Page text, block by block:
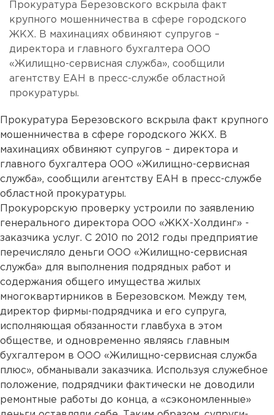
Прокуратура Березовского вскрыла факт
крупного мошенничества в сфере городского
ЖКХ. В махинациях обвиняют супругов –
директора и главного бухгалтера ООО
«Жилищно-сервисная служба», сообщили
агентству ЕАН в пресс-службе областной
прокуратуры.
Прокуратура Березовского вскрыла факт крупного
мошенничества в сфере городского ЖКХ. В
махинациях обвиняют супругов – директора и
главного бухгалтера ООО «Жилищно-сервисная
служба», сообщили агентству ЕАН в пресс-службе
областной прокуратуры.
Прокурорскую проверку устроили по заявлению
генерального директора ООО «ЖКХ-Холдинг» -
заказчика услуг. С 2010 по 2012 годы предприятие
перечисляло деньги ООО «Жилищно-сервисная
служба» для выполнения подрядных работ и
содержания общего имущества жилых
многоквартирников в Березовском. Между тем,
директор фирмы-подрядчика и его супруга,
исполняющая обязанности главбуха в этом
обществе, и одновременно являясь главным
бухгалтером в ООО «Жилищно-сервисная служба
плюс», обманывали заказчика. Используя служебное
положение, подрядчики фактически не доводили
ремонтные работы до конца, а «сэкономленные»